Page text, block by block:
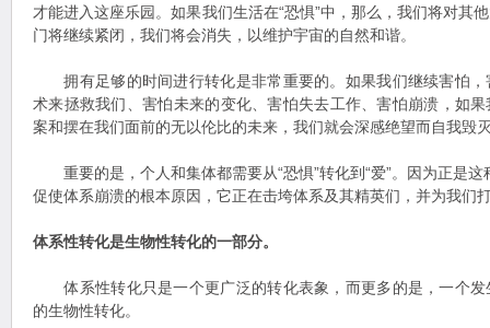
才能进入这座乐园。如果我们生活在“恐惧”中，那么，我们将对其
门将继续紧闭，我们将会消失，以维护宇宙的自然和谐。
拥有足够的时间进行转化是非常重要的。如果我们继续害怕，
术来拯救我们、害怕未来的变化、害怕失去工作、害怕崩溃，如
案和摆在我们面前的无以伦比的未来，我们就会深感绝望而自我毁
重要的是，个人和集体都需要从“恐惧”转化到“爱”。因为正是这
促使体系崩溃的根本原因，它正在击垮体系及其精英们，并为我们
体系性转化是生物性转化的一部分。
体系性转化只是一个更广泛的转化表象，而更多的是，一个发
的生物性转化。